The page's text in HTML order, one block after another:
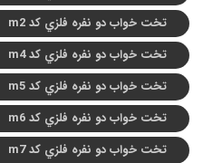
تخت خواب دو نفره فلزي کد m2
تخت خواب دو نفره فلزي کد m4
تخت خواب دو نفره فلزي کد m5
تخت خواب دو نفره فلزي کد m6
تخت خواب دو نفره فلزي کد m7